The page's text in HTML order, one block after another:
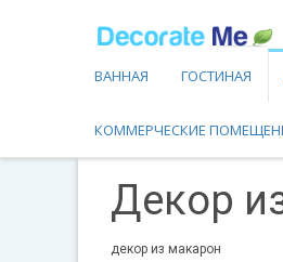
ВАННАЯ ГОСТИНАЯ
КОММЕРЧЕСКИЕ
Декор
декор из макарон